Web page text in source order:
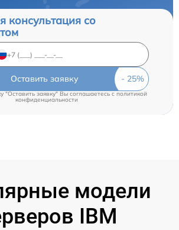
консультация со
Оставить заявку
"Оставить заявку" Вы соглашаетесь c политикой
конфиденциальности
модели
IBM